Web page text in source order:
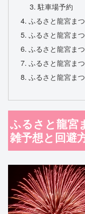
駐車場予約
ふるさと龍宮ま
ふるさと龍宮ま
ふるさと龍宮ま
ふるさと龍宮ま
ふるさと龍宮ま
ふるさと龍宮
雑予想と回避